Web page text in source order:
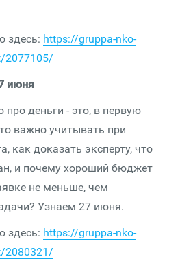
здесь: https://gruppa-nko-
2077105/
июня
про деньги - это, в первую
важно учитывать при
как доказать эксперту, что
и почему хороший бюджет
не меньше, чем
Узнаем 27 июня.
здесь: https://gruppa-nko-
2080321/